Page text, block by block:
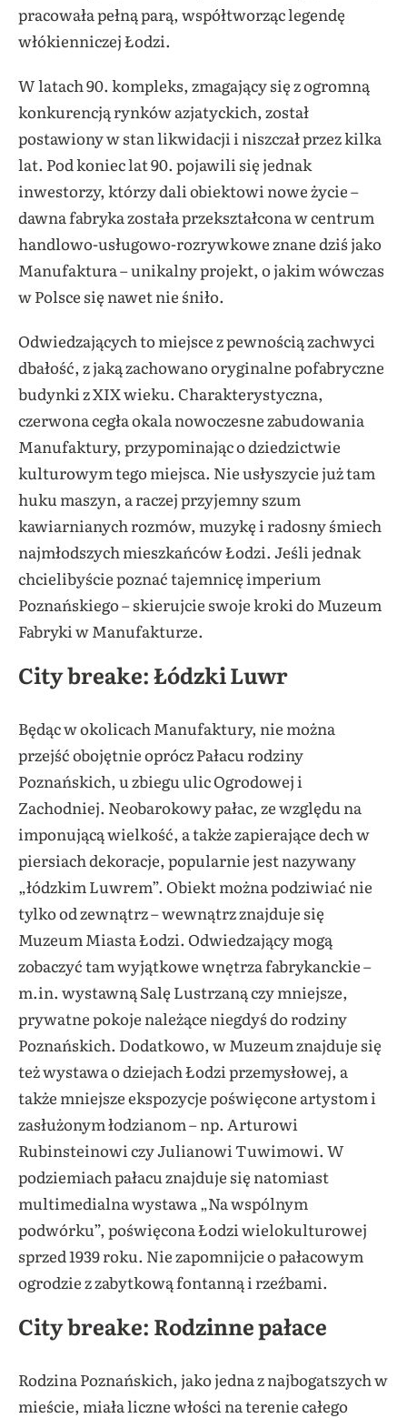
pracowała pełną parą, współtworząc legendę
włókienniczej Łodzi.
W latach 90. kompleks, zmagający się z ogromną
konkurencją rynków azjatyckich, został
postawiony w stan likwidacji i niszczał przez kilka
lat. Pod koniec lat 90. pojawili się jednak
inwestorzy, którzy dali obiektowi nowe życie –
dawna fabryka została przekształcona w centrum
handlowo-usługowo-rozrywkowe znane dziś jako
Manufaktura – unikalny projekt, o jakim wówczas
w Polsce się nawet nie śniło.
Odwiedzających to miejsce z pewnością zachwyci
dbałość, z jaką zachowano oryginalne pofabryczne
budynki z XIX wieku. Charakterystyczna,
czerwona cegła okala nowoczesne zabudowania
Manufaktury, przypominając o dziedzictwie
kulturowym tego miejsca. Nie usłyszycie już tam
huku maszyn, a raczej przyjemny szum
kawiarnianych rozmów, muzykę i radosny śmiech
najmłodszych mieszkańców Łodzi. Jeśli jednak
chcielibyście poznać tajemnicę imperium
Poznańskiego – skierujcie swoje kroki do Muzeum
Fabryki w Manufakturze.
City breake: Łódzki Luwr
Będąc w okolicach Manufaktury, nie można
przejść obojętnie oprócz Pałacu rodziny
Poznańskich, u zbiegu ulic Ogrodowej i
Zachodniej. Neobarokowy pałac, ze względu na
imponującą wielkość, a także zapierające dech w
piersiach dekoracje, popularnie jest nazywany
„łódzkim Luwrem”. Obiekt można podziwiać nie
tylko od zewnątrz – wewnątrz znajduje się
Muzeum Miasta Łodzi. Odwiedzający mogą
zobaczyć tam wyjątkowe wnętrza fabrykanckie –
m.in. wystawną Salę Lustrzaną czy mniejsze,
prywatne pokoje należące niegdyś do rodziny
Poznańskich. Dodatkowo, w Muzeum znajduje się
też wystawa o dziejach Łodzi przemysłowej, a
także mniejsze ekspozycje poświęcone artystom i
zasłużonym łodzianom – np. Arturowi
Rubinsteinowi czy Julianowi Tuwimowi. W
podziemiach pałacu znajduje się natomiast
multimedialna wystawa „Na wspólnym
podwórku”, poświęcona Łodzi wielokulturowej
sprzed 1939 roku. Nie zapomnijcie o pałacowym
ogrodzie z zabytkową fontanną i rzeźbami.
City breake: Rodzinne pałace
Rodzina Poznańskich, jako jedna z najbogatszych w
mieście, miała liczne włości na terenie całego